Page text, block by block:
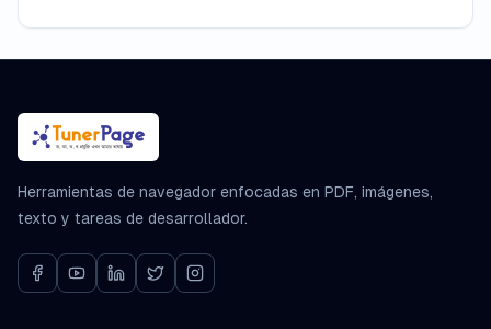
Herramientas de navegador enfocadas en PDF, imágenes,
texto y tareas de desarrollador.